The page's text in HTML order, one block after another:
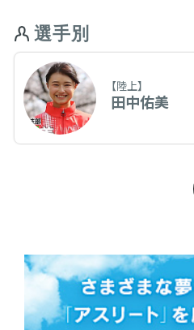
選手別
【陸上】
田中佑美